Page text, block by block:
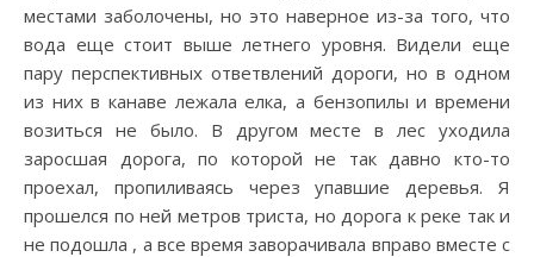
местами заболочены, но это наверное из-за того, что
вода еще стоит выше летнего уровня. Видели еще
пару перспективных ответвлений дороги, но в одном
из них в канаве лежала елка, а бензопилы и времени
возиться не было. В другом месте в лес уходила
заросшая дорога, по которой не так давно кто-то
проехал, пропиливаясь через упавшие деревья. Я
прошелся по ней метров триста, но дорога к реке так и
не подошла , а все время заворачивала вправо вместе с